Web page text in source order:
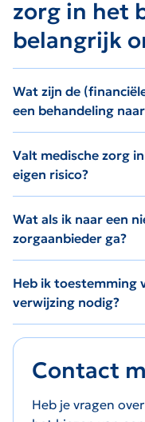
zorg in het
belangrijk
Wat zijn de
een behandeling
Valt medische zorg
eigen risico?
Wat als ik naar een
zorgaanbieder ga?
Heb ik toestemming
verwijzing nodig?
Contact
Heb je vragen